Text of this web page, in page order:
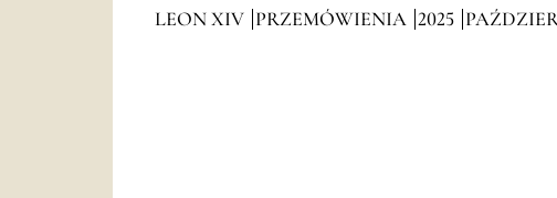
LEON XIV PRZEMÓWIENIA 2025